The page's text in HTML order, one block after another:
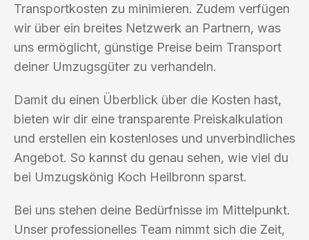
Transportkosten zu minimieren. Zudem verfügen
wir über ein breites Netzwerk an Partnern, was
uns ermöglicht, günstige Preise beim Transport
deiner Umzugsgüter zu verhandeln.
Damit du einen Überblick über die Kosten hast,
bieten wir dir eine transparente Preiskalkulation
und erstellen ein kostenloses und unverbindliches
Angebot. So kannst du genau sehen, wie viel du
bei Umzugskönig Koch Heilbronn sparst.
Bei uns stehen deine Bedürfnisse im Mittelpunkt.
Unser professionelles Team nimmt sich die Zeit,